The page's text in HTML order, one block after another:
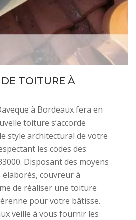
TOITURE À
à Bordeaux fera en
toiture s’accorde
style architectural de votre
les codes des
Disposant des moyens
couvreur à
de réaliser une toiture
pour votre bâtisse.
veille à vous fournir les